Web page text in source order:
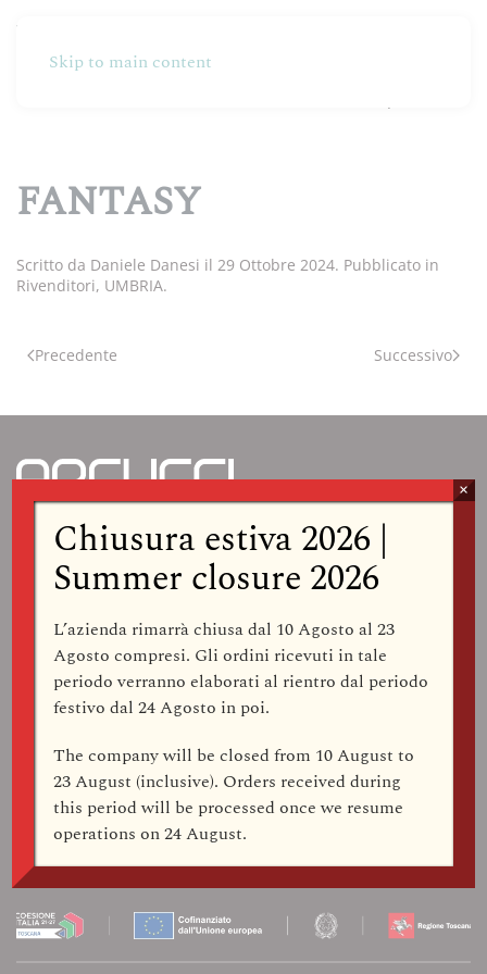
Skip to main content
FANTASY
Scritto da Daniele Danesi il 29 Ottobre 2024. Pubblicato in
Rivenditori, UMBRIA.
Precedente Successivo
ISCRIVITI ALLA NEWSLETTER
Dichiaro di aver preso visione dellaPrivacy Policy e acconsento al
trattamento dei miei dati personali per l’invio della newsletter
SEGUICI
Chiusura estiva 2026 |
Summer closure 2026
L’azienda rimarràchiusa dal 10 Agosto al 23
Agosto compresi. Gli ordini ricevuti in tale
periodo verranno elaborati al rientro dal periodo
festivo dal24 Agosto in poi.
The companywill be closed from 10 August to
23 August (inclusive). Orders received during
this period will be processed once we resume
operations on24 August.
×